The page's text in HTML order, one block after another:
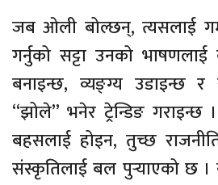
जब ओली बोल्छन्, त्यसलाई
गर्नुको सट्टा उनको भाषणलाई
बनाइन्छ, व्यङ्ग्य उडाइन्छ र
“झोले” भनेर ट्रेन्डिङ गराइन्छ
बहसलाई होइन, तुच्छ
संस्कृतिलाई बल पुर्‍याएको छ ।